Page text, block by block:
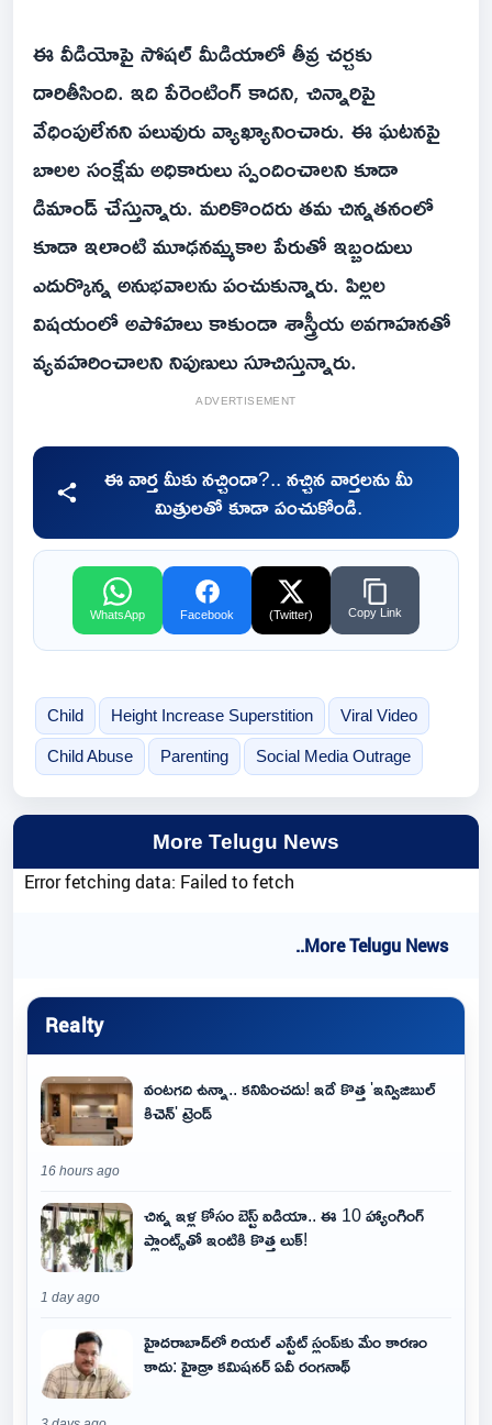
ఈ వీడియోపై సోషల్‌ మీడియాలో తీవ్ర చర్చకు
దారితీసింది. ఇది పేరెంటింగ్‌ కాదని, చిన్నారిపై
వేధింపులేనని పలువురు వ్యాఖ్యానించారు. ఈ ఘటనపై
బాలల సంక్షేమ అధికారులు స్పందించాలని కూడా
డిమాండ్‌ చేస్తున్నారు. మరికొందరు తమ చిన్నతనంలో
కూడా ఇలాంటి మూఢనమ్మకాల పేరుతో ఇబ్బందులు
ఎదుర్కొన్న అనుభవాలను పంచుకున్నారు. పిల్లల
విషయంలో అపోహలు కాకుండా శాస్త్రీయ అవగాహనతో
వ్యవహరించాలని నిపుణులు సూచిస్తున్నారు.
ADVERTISEMENT
ఈ వార్త మీకు నచ్చిందా?.. నచ్చిన వార్తలను మీ
మిత్రులతో కూడా పంచుకోండి.
WhatsApp Facebook (Twitter) Copy Link
Child Height Increase Superstition Viral Video
Child Abuse Parenting Social Media Outrage
More Telugu News
Error fetching data: Failed to fetch
..More Telugu News
Realty
వంటగది ఉన్నా.. కనిపించదు! ఇదే కొత్త 'ఇన్విజిబుల్
కిచెన్' ట్రెండ్
16 hours ago
చిన్న ఇళ్ల కోసం బెస్ట్ ఐడియా.. ఈ 10 హ్యాంగింగ్
ప్లాంట్స్‌తో ఇంటికి కొత్త లుక్!
1 day ago
హైదరాబాద్‌లో రియల్ ఎస్టేట్ స్లంప్‌కు మేం కారణం
కాదు: హైడ్రా కమిషనర్ ఏవీ రంగనాథ్